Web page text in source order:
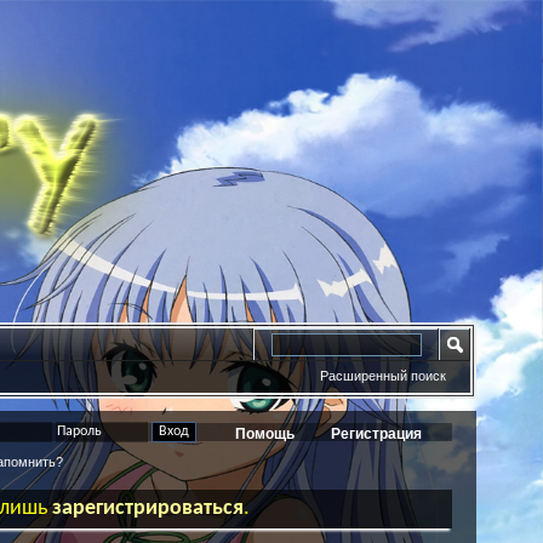
Регистрация
Помощь
Расширенный поиск
лишьзарегистрироваться.